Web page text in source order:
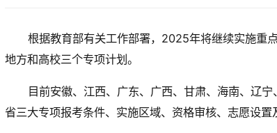
根据教育部有关工作部署，2025年将继续实施重
地方和高校三个专项计划。
目前安徽、江西、广东、广西、甘肃、海南、辽
省三大专项报考条件、实施区域、资格审核、志愿设置